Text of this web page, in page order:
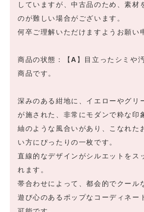
していますが、中古品のため、素材
のが難しい場合がございます。
何卒ご理解いただけますようお願い
商品の状態：【A 】目立ったシミや
商品です。
深みのある紺地に、イエローやグリ
が施された、非常にモダンで粋な印
紬のような風合いがあり、こなれた
い方にぴったりの一枚です。
直線的なデザインがシルエットをス
れます。
帯合わせによって、都会的でクール
遊び心のあるポップなコーディネー